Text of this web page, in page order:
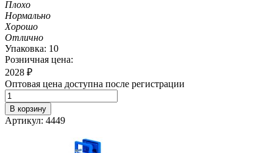
Плохо
Нормально
Хорошо
Отлично
Упаковка: 10
Розничная цена:
2028 ₽
Оптовая цена доступна после регистрации
В корзину
Артикул: 4449